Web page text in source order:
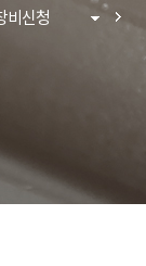
비신청